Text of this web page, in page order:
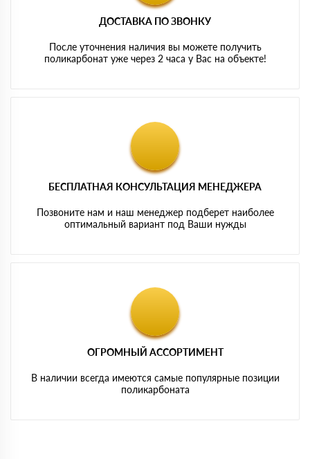
ДОСТАВКА ПО ЗВОНКУ
После уточнения наличия вы можете получить
поликарбонат уже через 2 часа у Вас на объекте!
БЕСПЛАТНАЯ КОНСУЛЬТАЦИЯ МЕНЕДЖЕРА
Позвоните нам и наш менеджер подберет наиболее
оптимальный вариант под Ваши нужды
ОГРОМНЫЙ АССОРТИМЕНТ
В наличии всегда имеются самые популярные позиции
поликарбоната